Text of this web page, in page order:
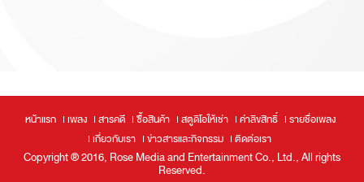
หน้าแรก เพลง สารคดี ซื้อสินค้า สตูดิโอให้เช่า ค่าลิขสิทธิ์
รายชื่อเพลง
เกี่ยวกับเรา
ข่าวสารและกิจกรรม ติดต่อเรา
Copyright ® 2016, Rose Media and Entertainment Co., Ltd., All rights
Reserved.